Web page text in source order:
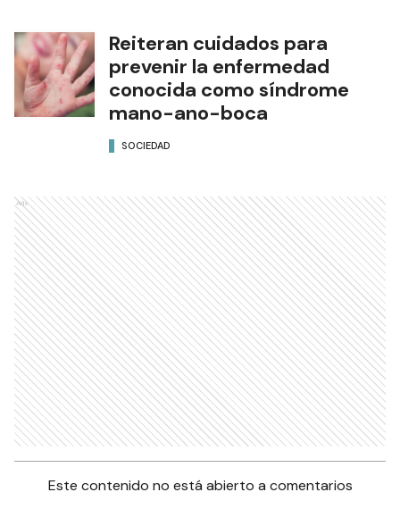
Reiteran cuidados para
prevenir la enfermedad
conocida como síndrome
mano-ano-boca
SOCIEDAD
Ads
Este contenido no está abierto a comentarios